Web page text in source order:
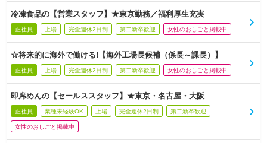
冷凍食品の【営業スタッフ】★東京勤務／福利厚生充実
正社員 上場 完全週休2日制 第二新卒歓迎 女性のおしごと掲載中
☆将来的に海外で働ける!【海外工場長候補（係長～課長）】
正社員 上場 完全週休2日制 第二新卒歓迎 女性のおしごと掲載中
即席めんの【セールススタッフ】★東京・名古屋・大阪
正社員 業種未経験OK 上場 完全週休2日制 第二新卒歓迎
女性のおしごと掲載中